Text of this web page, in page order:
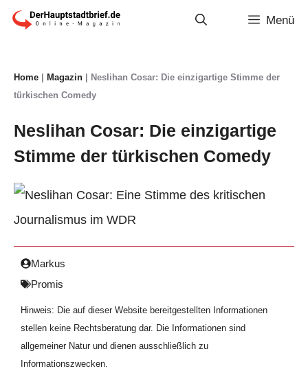
Zum
Menü
Home Magazin
Neslihan Cosar: Die einzigartige Stimme der
türkischen Comedy
Neslihan Cosar: Die einzigartige
Stimme der türkischen Comedy
Markus
Promis
Hinweis: Die auf dieser Website bereitgestellten Informationen
stellen keine Rechtsberatung dar. Die Informationen sind
allgemeiner Natur und dienen ausschließlich zu
Informationszwecken.